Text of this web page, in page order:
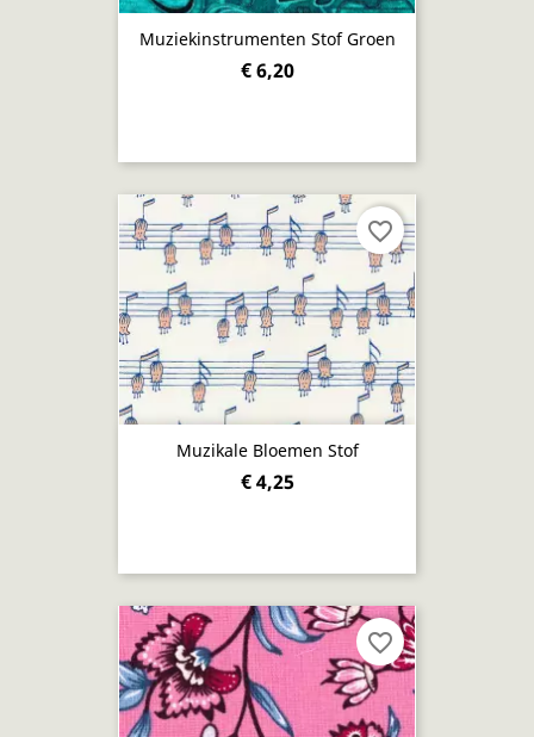
Muziekinstrumenten Stof Groen
€ 6,20
Muzikale Bloemen Stof
€ 4,25
favorite_border
favorite_border